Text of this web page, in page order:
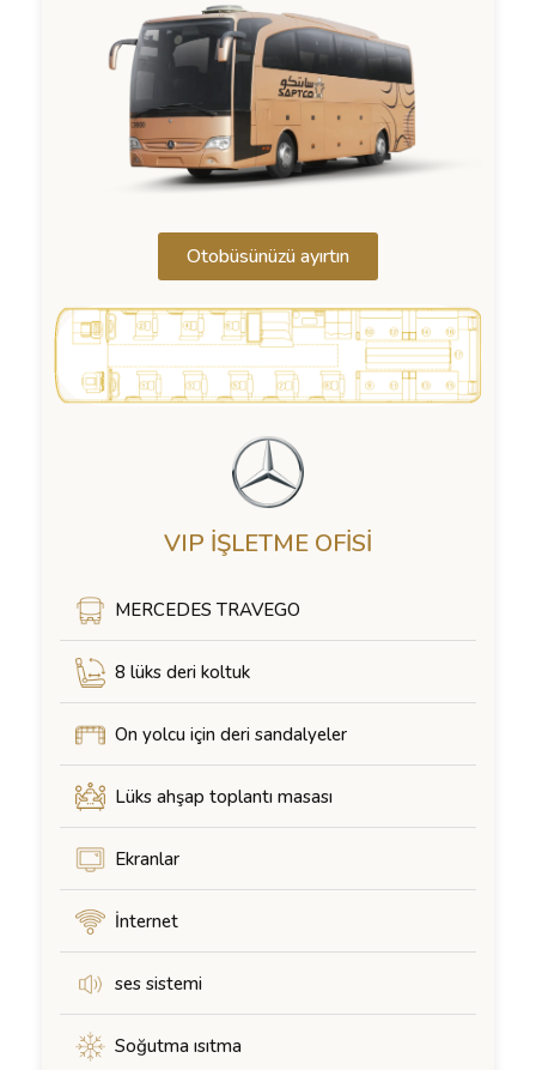
Otobüsünüzü ayırtın
VIP İŞLETME OFISI
MERCEDES TRAVEGO
8 lüks deri koltuk
On yolcu için deri sandalyeler
Lüks ahşap toplantı masası
Ekranlar
İnternet
ses sistemi
Soğutma ısıtma